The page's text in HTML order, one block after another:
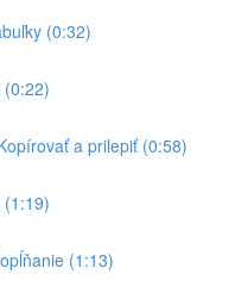
(0:32)
a prilepiť (0:58)
(1:19)
(1:13)